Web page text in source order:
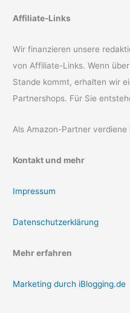
Affiliate-Links
Wir finanzieren unsere
von Affiliate-Links. Wenn
Stande kommt, erhalten wir
Partnershops. Für Sie
Als Amazon-Partner
Kontakt und mehr
Impressum
Datenschutzerklärung
Mehr erfahren
Marketing durch iBlogging.de